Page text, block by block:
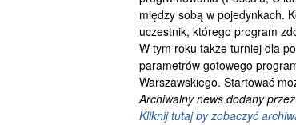
między sobą w pojedynkach.
uczestnik, którego program
W tym roku także turniej dla
parametrów gotowego
Warszawskiego. Startować
Archiwalny news dodany
Kliknij tutaj by zobaczyć